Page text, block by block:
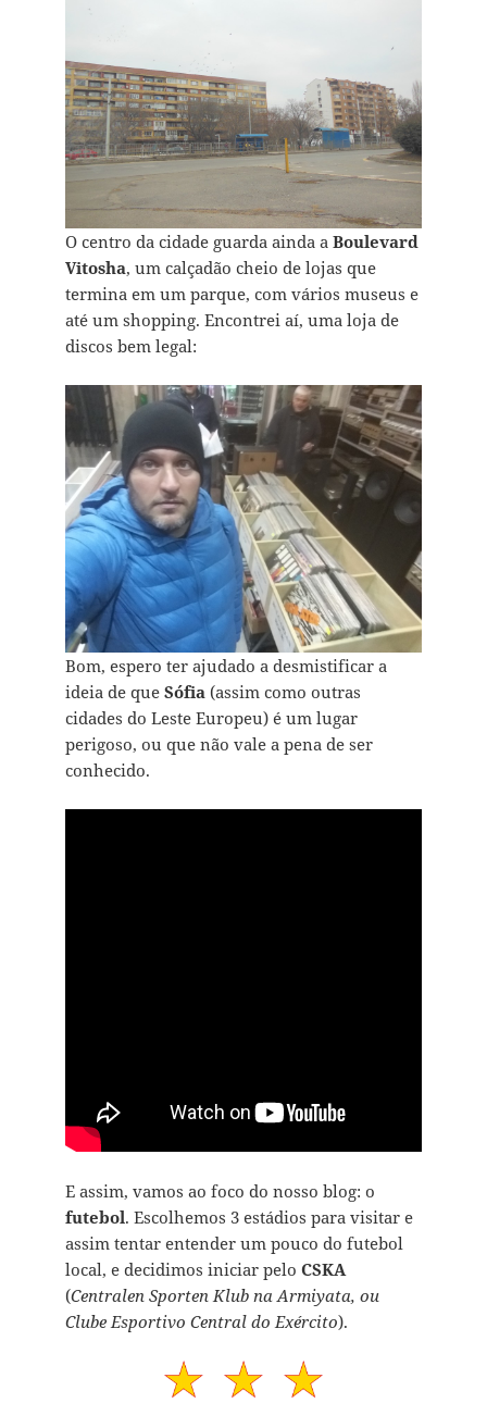
O centro da cidade guarda ainda aBoulevard
Vitosha, um calçadão cheio de lojas que
termina em um parque, com vários museus e
até um shopping. Encontrei aí, uma loja de
discos bem legal:
Bom, espero ter ajudado a desmistificar a
ideia de que Sófia(assim como outras
cidades do Leste Europeu) é um lugar
perigoso, ou que não vale a pena de ser
conhecido.
E assim, vamos ao foco do nosso blog: o
futebol. Escolhemos 3 estádios para visitar e
assim tentar entender um pouco do futebol
local, e decidimos iniciar pelo CSKA
(Centralen Sporten Klub na Armiyata, ou
Clube Esportivo Central do Exército).